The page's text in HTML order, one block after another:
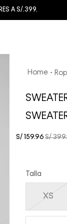
A S/.399.
S/ 399.
S/ 159.96
Talla
XS